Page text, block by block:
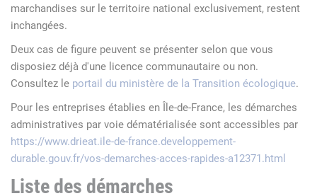
marchandises sur le territoire national exclusivement, restent
inchangées.
Deux cas de figure peuvent se présenter selon que vous
disposiez déjà d'une licence communautaire ou non.
Consultez le portail du ministère de la Transition écologique.
Pour les entreprises établies en Île-de-France, les démarches
administratives par voie dématérialisée sont accessibles par
https://www.drieat.ile-de-france.developpement-
durable.gouv.fr/vos-demarches-acces-rapides-a12371.html
Liste des démarches